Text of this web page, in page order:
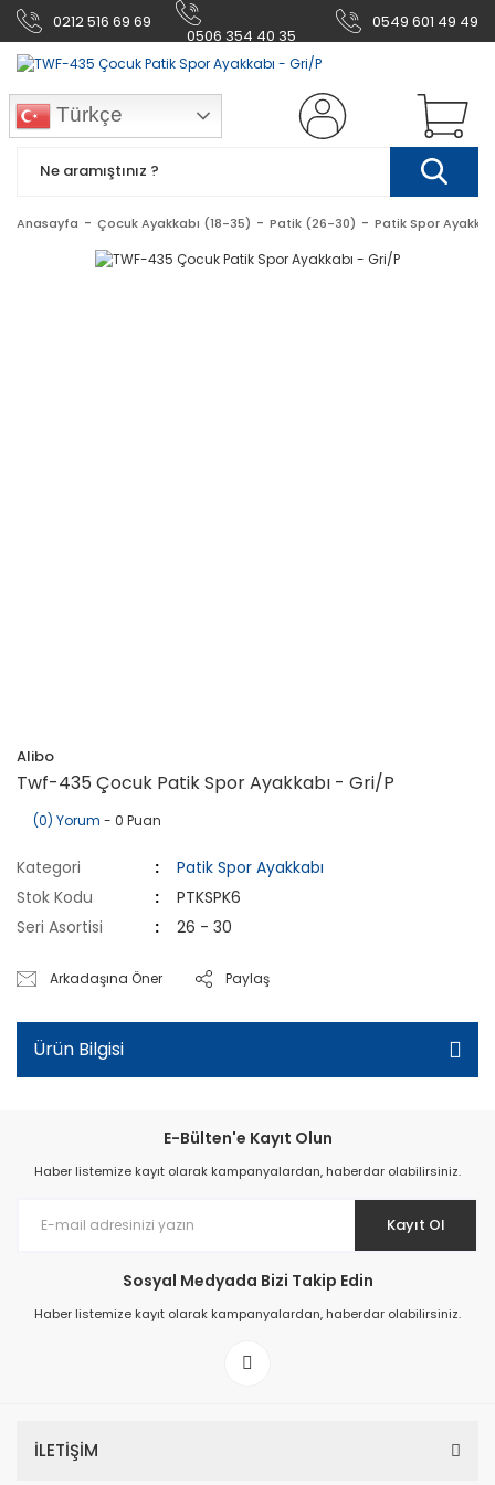
0212 516 69 69
0506 354 40 35
0549 601 49 49
Türkçe
Anasayfa Çocuk Ayakkabı (18-35) Patik (26-30) Patik Spor
Alibo
Twf-435 Çocuk Patik Spor Ayakkabı - Gri/P
(0) Yorum - 0 Puan
Kategori
Patik Spor Ayakkabı
Stok Kodu
PTKSPK6
Seri Asortisi
26 - 30
Arkadaşına Öner Paylaş
Ürün Bilgisi
E-Bülten'e Kayıt Olun
Haber listemize kayıt olarak kampanyalardan, haberdar olabilirsiniz.
Kayıt Ol
Sosyal Medyada Bizi Takip Edin
Haber listemize kayıt olarak kampanyalardan, haberdar olabilirsiniz.
İLETİŞİM